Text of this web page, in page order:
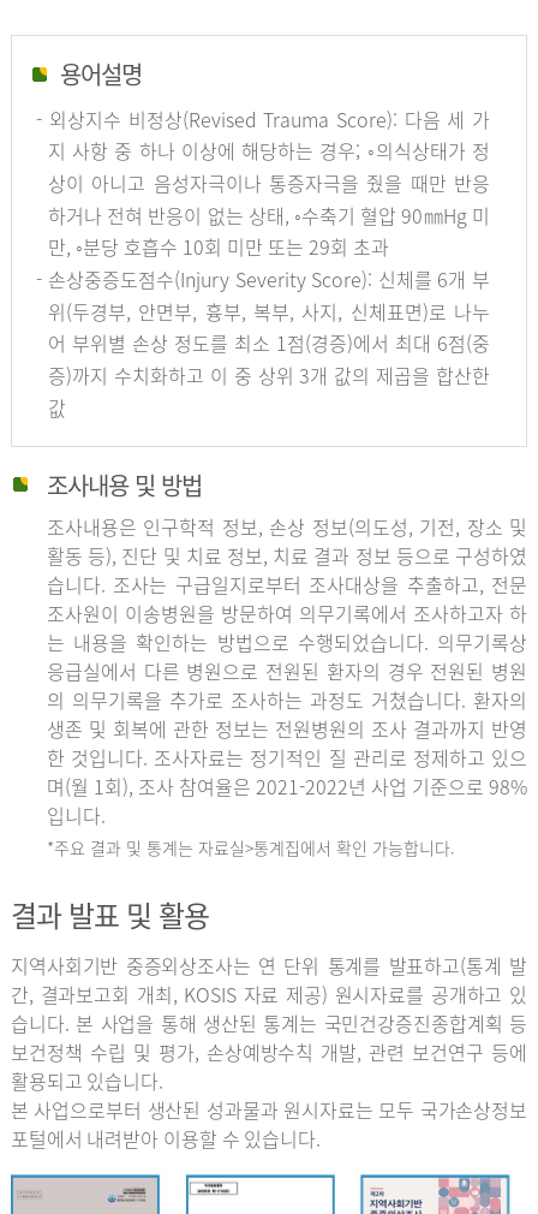
용어설명
- 외상지수 비정상(Revised Trauma Score): 다음 세 가
지 사항 중 하나 이상에 해당하는 경우; ◦의식상태가 정
상이 아니고 음성자극이나 통증자극을 줬을 때만 반응
하거나 전혀 반응이 없는 상태, ◦수축기 혈압 90㎜Hg 미
만, ◦분당 호흡수 10회 미만 또는 29회 초과
- 손상중증도점수(Injury Severity Score): 신체를 6개 부
위(두경부, 안면부, 흉부, 복부, 사지, 신체표면)로 나누
어 부위별 손상 정도를 최소 1점(경증)에서 최대 6점(중
증)까지 수치화하고 이 중 상위 3개 값의 제곱을 합산한
값
조사내용 및 방법
조사내용은 인구학적 정보, 손상 정보(의도성, 기전, 장소 및
활동 등), 진단 및 치료 정보, 치료 결과 정보 등으로 구성하였
습니다. 조사는 구급일지로부터 조사대상을 추출하고, 전문
조사원이 이송병원을 방문하여 의무기록에서 조사하고자 하
는 내용을 확인하는 방법으로 수행되었습니다. 의무기록상
응급실에서 다른 병원으로 전원된 환자의 경우 전원된 병원
의 의무기록을 추가로 조사하는 과정도 거쳤습니다. 환자의
생존 및 회복에 관한 정보는 전원병원의 조사 결과까지 반영
한 것입니다. 조사자료는 정기적인 질 관리로 정제하고 있으
며(월 1회), 조사 참여율은 2021-2022년 사업 기준으로 98%
입니다.
*주요 결과 및 통계는 자료실>통계집에서 확인 가능합니다.
결과 발표 및 활용
지역사회기반 중증외상조사는 연 단위 통계를 발표하고(통계 발
간, 결과보고회 개최, KOSIS 자료 제공) 원시자료를 공개하고 있
습니다. 본 사업을 통해 생산된 통계는 국민건강증진종합계획 등
보건정책 수립 및 평가, 손상예방수칙 개발, 관련 보건연구 등에
활용되고 있습니다.
본 사업으로부터 생산된 성과물과 원시자료는 모두 국가손상정보
포털에서 내려받아 이용할 수 있습니다.